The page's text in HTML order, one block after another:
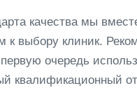
качества мы
к выбору клиник.
очередь
квалификационный